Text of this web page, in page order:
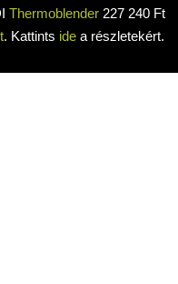
Thermoblender 227 240 Ft
. Kattints idea részletekért.